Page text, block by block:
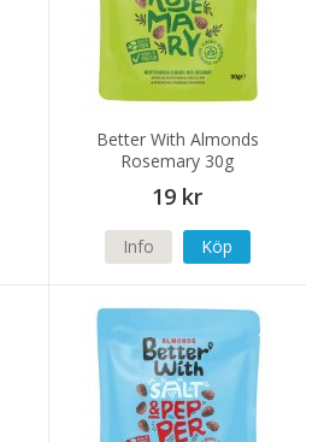
Better With Almonds
Rosemary 30g
19 kr
Info Köp